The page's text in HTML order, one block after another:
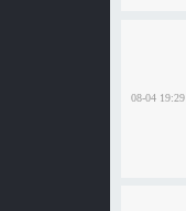
08-04 19:29